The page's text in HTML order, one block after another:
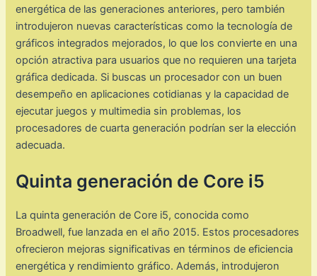
energética de las generaciones anteriores, pero también
introdujeron nuevas características como la tecnología de
gráficos integrados mejorados, lo que los convierte en una
opción atractiva para usuarios que no requieren una tarjeta
gráfica dedicada. Si buscas un procesador con un buen
desempeño en aplicaciones cotidianas y la capacidad de
ejecutar juegos y multimedia sin problemas, los
procesadores de cuarta generación podrían ser la elección
adecuada.
Quinta generación de Core i5
La quinta generación de Core i5, conocida como
Broadwell, fue lanzada en el año 2015. Estos procesadores
ofrecieron mejoras significativas en términos de eficiencia
energética y rendimiento gráfico. Además, introdujeron